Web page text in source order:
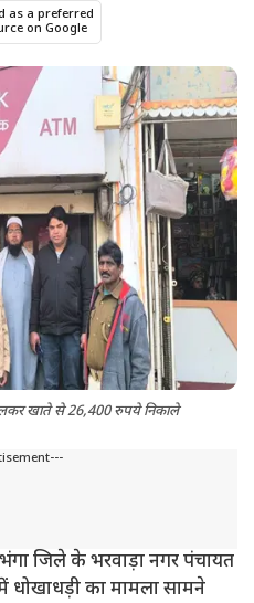
as a preferred
on Google
खाते से 26,400 रुपये निकाले
जिले के भरवाड़ा नगर पंचायत
का मामला सामने